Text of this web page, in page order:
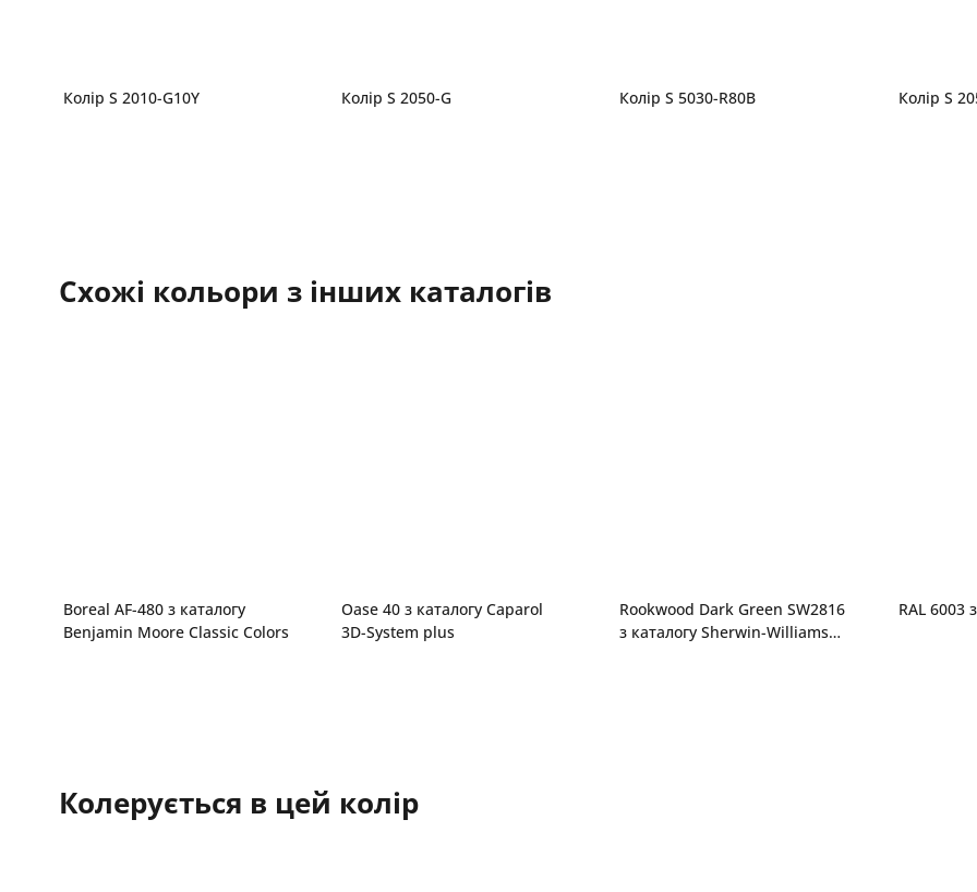
Колір S 2010-G10Y Колір S 2050-G Колір S 5030-R80B Колір S
Схожі кольори з інших каталогів
Boreal AF-480 з каталогу
Benjamin Moore Classic Colors
Oase 40 з каталогу Caparol
3D-System plus
Rookwood Dark Green SW2816
з каталогу Sherwin-Williams
RAL 6003
Колерується в цей колір